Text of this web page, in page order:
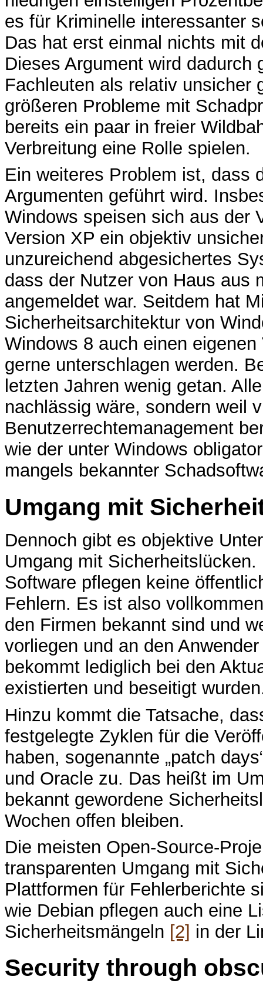
es für Kriminelle interessanter
Das hat erst einmal nichts mit
Dieses Argument wird
Fachleuten als relativ unsicher
größeren Probleme mit
bereits ein paar in freier
Verbreitung eine Rolle spielen.
Ein weiteres Problem ist, dass
Argumenten geführt wird.
Windows speisen sich aus der
Version XP ein objektiv
unzureichend abgesichertes
dass der Nutzer von Haus aus
angemeldet war. Seitdem hat
Sicherheitsarchitektur von
Windows 8 auch einen
gerne unterschlagen werden.
letzten Jahren wenig getan.
nachlässig wäre, sondern weil
Benutzerrechtemanagement
wie der unter Windows
mangels bekannter
Umgang mit
Dennoch gibt es objektive
Umgang mit
Software pflegen keine
Fehlern. Es ist also
den Firmen bekannt sind und
vorliegen und an den
bekommt lediglich bei den
existierten und beseitigt
Hinzu kommt die Tatsache,
festgelegte Zyklen für die
haben, sogenannte „patch
und Oracle zu. Das heißt im
bekannt gewordene
Wochen offen bleiben.
Die meisten Open-Source-
transparenten Umgang mit
Plattformen für Fehlerberichte
wie Debian pflegen auch eine
Sicherheitsmängeln [2] in der
Security through